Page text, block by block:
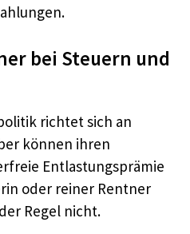
bei Steuern und
richtet sich an
können ihren
Entlastungsprämie
oder reiner Rentner
Regel nicht.